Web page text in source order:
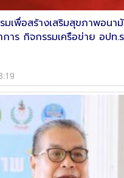
เพื่อสร้างเสริมสุขภาพอนา
าร กิจกรรมเครือข่าย อปท.